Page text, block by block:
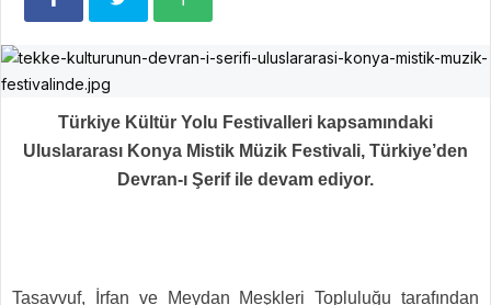
Türkiye Kültür Yolu Festivalleri kapsamındaki
Uluslararası Konya Mistik Müzik Festivali, Türkiye’den
Devran-ı Şerif ile devam ediyor.
Tasavvuf, İrfan ve Meydan Meşkleri Topluluğu tarafından